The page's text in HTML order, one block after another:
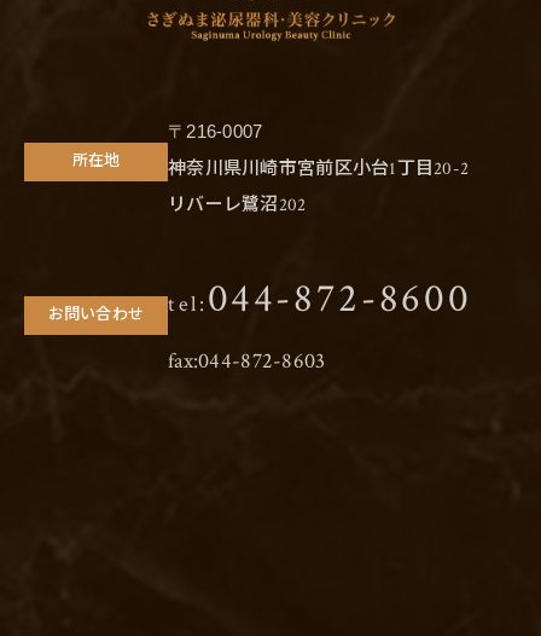
所在地
〒216-0007
神奈川県川崎市宮前区小台1丁目20-2
リバーレ鷺沼202
お問い合わせ tel: 044-872-8600
fax:044-872-8603